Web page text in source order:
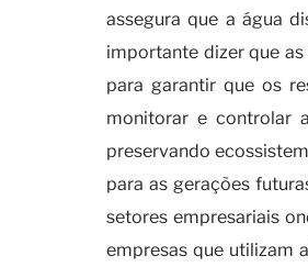
assegura que a água
importante dizer que
para garantir que os
monitorar e controlar
preservando
para as gerações
setores empresariais
empresas que utilizam